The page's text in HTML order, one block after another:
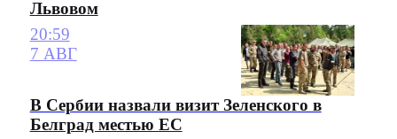
Львовом
20:59
7 АВГ
В Сербии назвали визит Зеленского в
Белград местью ЕС